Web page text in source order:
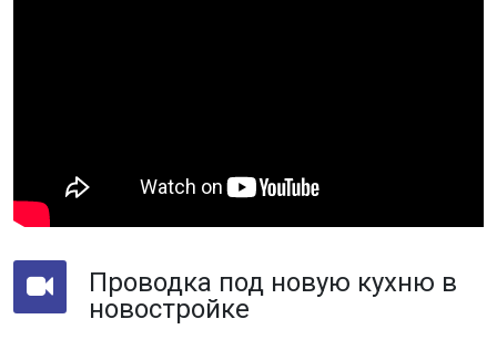
Проводка под новую кухню в
новостройке